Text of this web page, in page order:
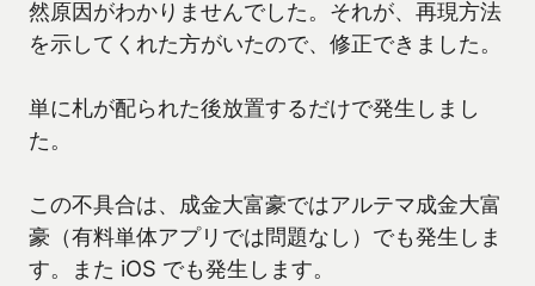
然原因がわかりませんでした。それが、再現方法
を示してくれた方がいたので、修正できました。
単に札が配られた後放置するだけで発生しまし
た。
この不具合は、成金大富豪ではアルテマ成金大富
豪（有料単体アプリでは問題なし）でも発生しま
す。また iOS でも発生します。